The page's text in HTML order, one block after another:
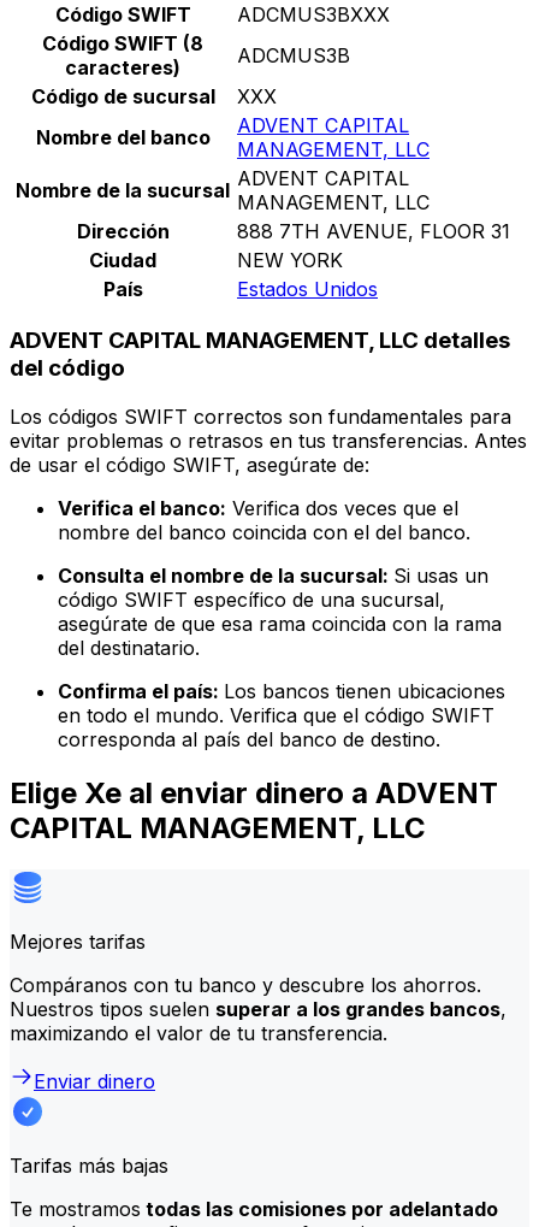
Código SWIFT
ADCMUS3BXXX
Código SWIFT (8
caracteres)
ADCMUS3B
Código de sucursal
XXX
Nombre del banco
ADVENT CAPITAL
MANAGEMENT, LLC
Nombre de la sucursal ADVENT CAPITAL
MANAGEMENT, LLC
Dirección
888 7TH AVENUE, FLOOR 31
Ciudad
NEW YORK
País
Estados Unidos
ADVENT CAPITAL MANAGEMENT, LLC detalles
del código
Los códigos SWIFT correctos son fundamentales para
evitar problemas o retrasos en tus transferencias. Antes
de usar el código SWIFT, asegúrate de:
Verifica el banco: Verifica dos veces que el
nombre del banco coincida con el del banco.
Consulta el nombre de la sucursal: Si usas un
código SWIFT específico de una sucursal,
asegúrate de que esa rama coincida con la rama
del destinatario.
Confirma el país: Los bancos tienen ubicaciones
en todo el mundo. Verifica que el código SWIFT
corresponda al país del banco de destino.
Elige Xe al enviar dinero a ADVENT
CAPITAL MANAGEMENT, LLC
Mejores tarifas
Compáranos con tu banco y descubre los ahorros.
Nuestros tipos suelen superar a los grandes bancos,
maximizando el valor de tu transferencia.
Enviar dinero
Tarifas más bajas
Te mostramos todas las comisiones por adelantado